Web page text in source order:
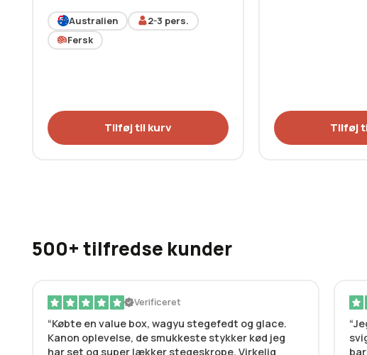
Australien 2-3 pers.
Fersk
Tilføj til kurv Tilføj
500+ tilfredse kunder
Verificeret
Købte en value box, wagyu stegefedt og glace.
Kanon oplevelse, de smukkeste stykker kød jeg
har set og super lækker stegeskrope. Virkelig